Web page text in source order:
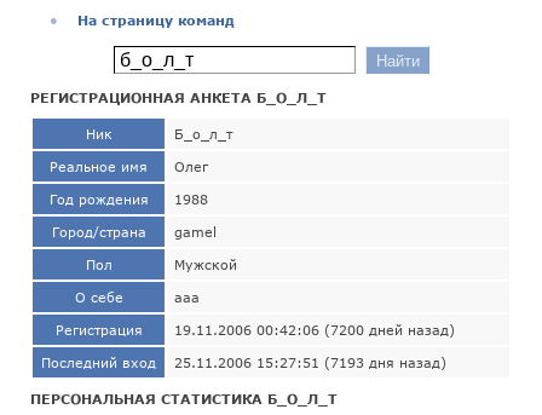
●
На страницу команд
РЕГИСТРАЦИОННАЯ АНКЕТА Б_О_Л_Т
Ник Б_о_л_т
Реальное имя Олег
Год рождения 1988
Город/страна gamel
Пол Мужской
О себе aaa
Регистрация 19.11.2006 00:42:06 (7200 дней назад)
Последний вход 25.11.2006 15:27:51 (7193 дня назад)
ПЕРСОНАЛЬНАЯ СТАТИСТИКА Б_О_Л_Т